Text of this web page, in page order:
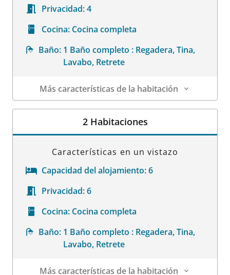
Privacidad:4
Cocina: Cocina completa
Baño: 1 Baño completo : Regadera, Tina,
Lavabo, Retrete
Más características de la habitación
Datos de la habitación
2 Habitaciones
Características en un vistazo
Capacidad del alojamiento:6
Privacidad:6
Cocina: Cocina completa
Baño: 1 Baño completo : Regadera, Tina,
Lavabo, Retrete
Más características de la habitación